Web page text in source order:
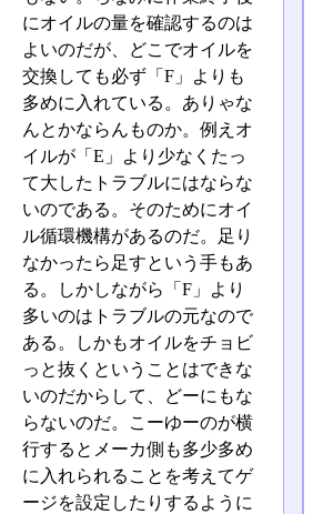
にオイルの量を確認するのは
よいのだが、どこでオイルを
交換しても必ず「F」よりも
多めに入れている。ありゃな
んとかならんものか。例えオ
イルが「E」より少なくたっ
て大したトラブルにはならな
いのである。そのためにオイ
ル循環機構があるのだ。足り
なかったら足すという手もあ
る。しかしながら「F」より
多いのはトラブルの元なので
ある。しかもオイルをチョビ
っと抜くということはできな
いのだからして、どーにもな
らないのだ。こーゆーのが横
行するとメーカ側も多少多め
に入れられることを考えてゲ
ージを設定したりするように